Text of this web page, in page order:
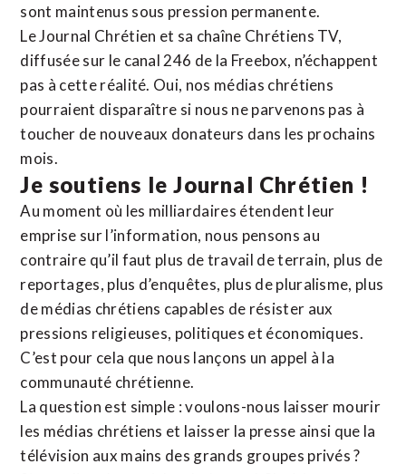
sont maintenus sous pression permanente.
Le Journal Chrétien et sa chaîne Chrétiens TV,
diffusée sur le canal 246 de la Freebox, n’échappent
pas à cette réalité. Oui, nos médias chrétiens
pourraient disparaître si nous ne parvenons pas à
toucher de nouveaux donateurs dans les prochains
mois.
Je soutiens le Journal Chrétien !
Au moment où les milliardaires étendent leur
emprise sur l’information, nous pensons au
contraire qu’il faut plus de travail de terrain, plus de
reportages, plus d’enquêtes, plus de pluralisme, plus
de médias chrétiens capables de résister aux
pressions religieuses, politiques et économiques.
C’est pour cela que nous lançons un appel à la
communauté chrétienne.
La question est simple : voulons-nous laisser mourir
les médias chrétiens et laisser la presse ainsi que la
télévision aux mains des grands groupes privés ?